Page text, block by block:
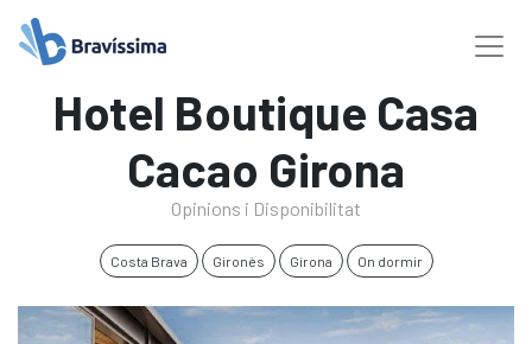
Hotel Boutique Casa
Cacao Girona
Opinions i Disponibilitat
Costa Brava Gironès Girona On dormir